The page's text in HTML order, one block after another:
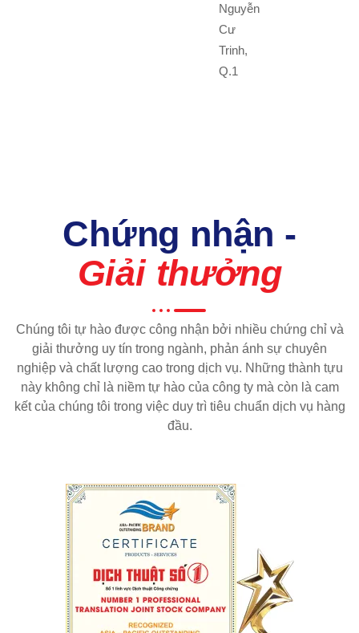
Nguyễn
Cư
Trinh,
Q.1
Chứng nhận -
Giải thưởng
Chúng tôi tự hào được công nhận bởi nhiều chứng chỉ và
giải thưởng uy tín trong ngành, phản ánh sự chuyên
nghiệp và chất lượng cao trong dịch vụ. Những thành tựu
này không chỉ là niềm tự hào của công ty mà còn là cam
kết của chúng tôi trong việc duy trì tiêu chuẩn dịch vụ hàng
đầu.